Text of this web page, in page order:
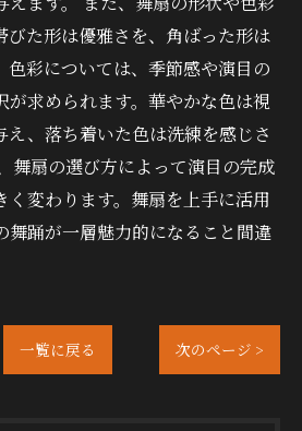
びた形は優雅さを、角ばった形は
色彩については、季節感や演目の
が求められます。華やかな色は視
え、落ち着いた色は洗練を感じさ
舞扇の選び方によって演目の完成
く変わります。舞扇を上手に活用
舞踊が一層魅力的になること間違
一覧に戻る 次のページ >